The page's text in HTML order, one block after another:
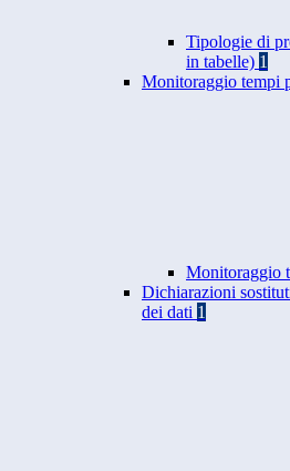
Tipologie di
in tabelle) 1
Monitoraggio tempi
Monitoraggio
Dichiarazioni
dei dati 1